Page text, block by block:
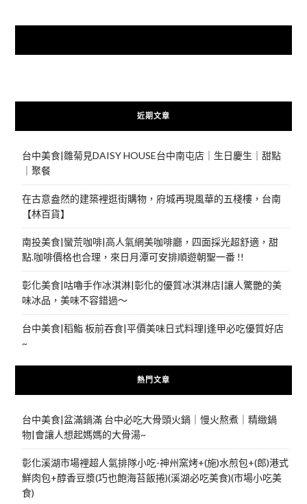
近期文章
台中美食|雛菊見DAISY HOUSE台中南屯店｜生日慶生｜甜點
｜聚餐
在古意盎然的建築裡逛街購物，府城再現風華的五棧樓，台南
【林百貨】
南投美食|蠻荒咖啡|高人氣網美咖啡廳，四面採光超舒適，甜
點.咖啡價格也合理，來日月潭可安排順遊朝聖一番 !!
彰化美食|咕嚕手作冰淇淋|彰化的優質冰淇淋店|讓人驚艷的美
味冰品，美味不容錯過～
台中美食|稻鮨 板前吞食|平價美味日式料理|逢甲必吃優質好店
~
熱門文章
台中美食|盆滿鍋滿 台中必吃大骨頭火鍋｜慢火熬煮｜精緻鍋
物|會讓人想起媽媽的大骨湯~
彰化溪湖市場裡超人氣排隊小吃-神州窯烤+(施)水煎包+(郎)港式
鮮肉包+醇香豆漿(巧也飽海苔飯捲)(溪湖必吃美食)(市場小吃美
食)